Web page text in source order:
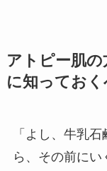
アトピー肌
に知ってお
「よし、牛乳
ら、その前にい